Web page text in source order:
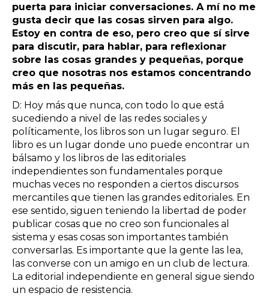
puerta para iniciar conversaciones. A mí no me
gusta decir que las cosas sirven para algo.
Estoy en contra de eso, pero creo que sí sirve
para discutir, para hablar, para reflexionar
sobre las cosas grandes y pequeñas, porque
creo que nosotras nos estamos concentrando
más en las pequeñas.
D: Hoy más que nunca, con todo lo que está
sucediendo a nivel de las redes sociales y
políticamente, los libros son un lugar seguro. El
libro es un lugar donde uno puede encontrar un
bálsamo y los libros de las editoriales
independientes son fundamentales porque
muchas veces no responden a ciertos discursos
mercantiles que tienen las grandes editoriales. En
ese sentido, siguen teniendo la libertad de poder
publicar cosas que no creo son funcionales al
sistema y esas cosas son importantes también
conversarlas. Es importante que la gente las lea,
las converse con un amigo en un club de lectura.
La editorial independiente en general sigue siendo
un espacio de resistencia.